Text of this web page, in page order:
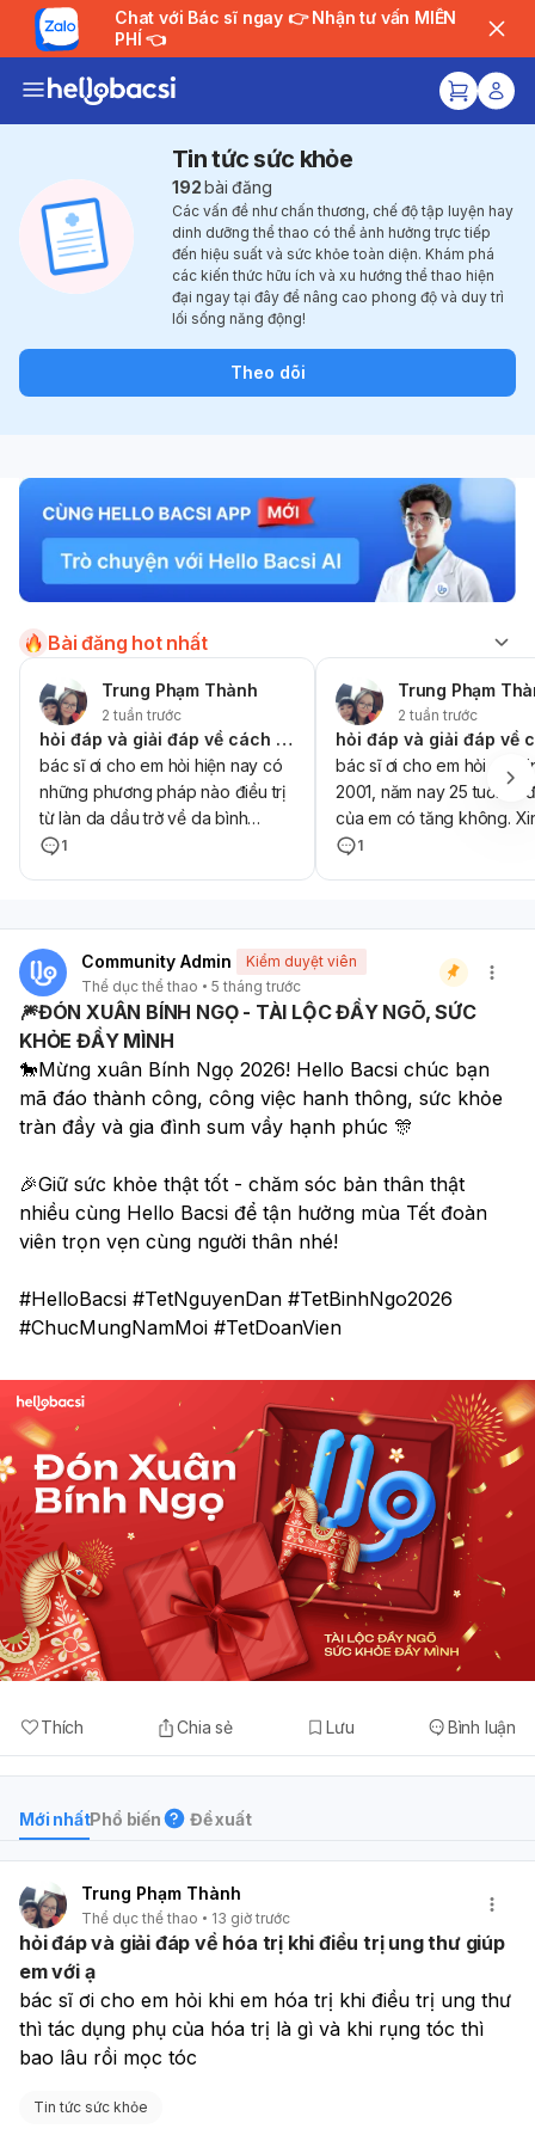
Chat với Bác sĩ ngay 👉 Nhận tư vấn MIỄN
PHÍ 👈
Tin tức sức khỏe
192bài đăng
Các vấn đề như chấn thương, chế độ tập luyện hay
dinh dưỡng thể thao có thể ảnh hưởng trực tiếp
đến hiệu suất và sức khỏe toàn diện. Khám phá
các kiến thức hữu ích và xu hướng thể thao hiện
đại ngay tại đây để nâng cao phong độ và duy trì
lối sống năng động!
Theo dõi
Bài đăng hot nhất
Trung Phạm Thành
2 tuần trước
hỏi đáp và giải đáp về cách chữa làn da dầu giúp em với ạ
bác sĩ ơi cho em hỏi hiện nay có
những phương pháp nào điều trị
từ làn da dầu trở về da bình
thường không
1
Trung Phạm
2 tuần trước
bác sĩ ơi cho em hỏi em
2001, năm nay 25 tuổi thì
của em có tăng không.
giải thích giúp em ạ
1
Community Admin
Kiểm duyệt viên
Thể dục thể thao
5 tháng trước
🎆ĐÓN XUÂN BÍNH NGỌ - TÀI LỘC ĐẦY NGÕ, SỨC
KHỎE ĐẦY MÌNH
🐎Mừng xuân Bính Ngọ 2026! Hello Bacsi chúc bạn
mã đáo thành công, công việc hanh thông, sức khỏe
tràn đầy và gia đình sum vầy hạnh phúc 🎊
🎉Giữ sức khỏe thật tốt - chăm sóc bản thân thật
nhiều cùng Hello Bacsi để tận hưởng mùa Tết đoàn
viên trọn vẹn cùng người thân nhé!
#HelloBacsi #TetNguyenDan #TetBinhNgo2026
#ChucMungNamMoi #TetDoanVien
Thích Chia sẻ Lưu Bình luận
Mới nhấtPhổ biến Đề xuất
Trung Phạm Thành
Thể dục thể thao 13 giờ trước
hỏi đáp và giải đáp về hóa trị khi điều trị ung thư giúp
em với ạ
bác sĩ ơi cho em hỏi khi em hóa trị khi điều trị ung thư
thì tác dụng phụ của hóa trị là gì và khi rụng tóc thì
bao lâu rồi mọc tóc
Tin tức sức khỏe